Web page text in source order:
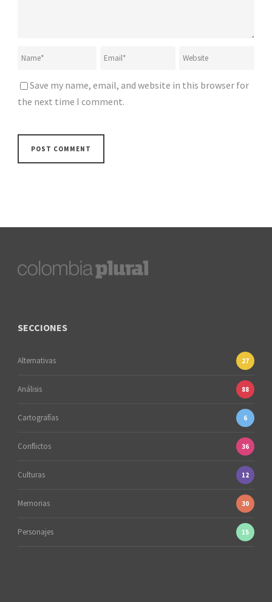
Save my name, email, and website in this browser for
the next time I comment.
SECCIONES
Alternativas 27
Análisis 88
Cartografías 6
Conflictos 36
Culturas 12
Memorias 30
Personajes 15